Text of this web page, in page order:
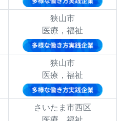
狭山市
医療，福祉
狭山市
医療，福祉
さいたま市西区